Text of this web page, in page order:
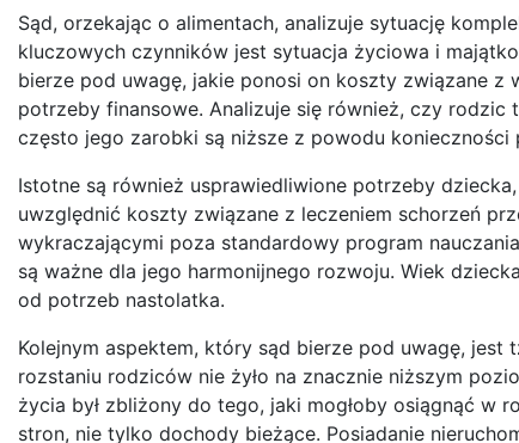
Sąd, orzekając o alimentach, analizuje sytuację
kluczowych czynników jest sytuacja życiowa i
bierze pod uwagę, jakie ponosi on koszty związane z
potrzeby finansowe. Analizuje się również, czy
często jego zarobki są niższe z powodu konieczności
Istotne są również usprawiedliwione potrzeby
uwzględnić koszty związane z leczeniem schorzeń
wykraczającymi poza standardowy program
są ważne dla jego harmonijnego rozwoju. Wiek
od potrzeb nastolatka.
Kolejnym aspektem, który sąd bierze pod uwagę,
rozstaniu rodziców nie żyło na znacznie niższym
życia był zbliżony do tego, jaki mogłoby osiągnąć w
stron, nie tylko dochody bieżące. Posiadanie